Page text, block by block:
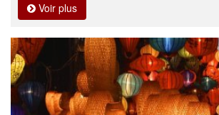
Voir plus